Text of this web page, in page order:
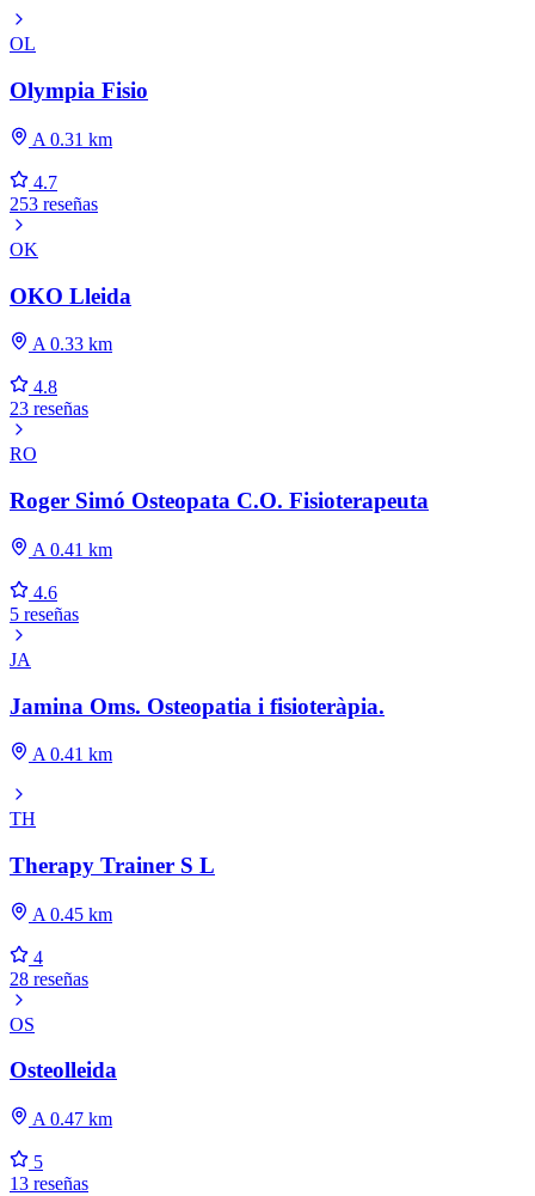
OL
Olympia Fisio
A 0.31 km
4.7
253 reseñas
OK
OKO Lleida
A 0.33 km
4.8
23 reseñas
RO
Roger Simó Osteopata C.O. Fisioterapeuta
A 0.41 km
4.6
5 reseñas
JA
Jamina Oms. Osteopatia i fisioteràpia.
A 0.41 km
TH
Therapy Trainer S L
A 0.45 km
4
28 reseñas
OS
Osteolleida
A 0.47 km
5
13 reseñas